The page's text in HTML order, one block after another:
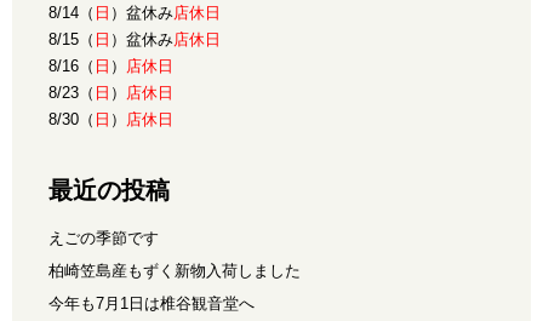
8/14（ 日 ）盆休み店休日
8/15（ 日 ）盆休み店休日
8/16（ 日 ）
店休日
8/23（ 日 ）
店休日
8/30（ 日 ） 店休日
最近の投稿
えごの季節です
柏崎笠島産もずく新物入荷しました
今年も7月1日は椎谷観音堂へ